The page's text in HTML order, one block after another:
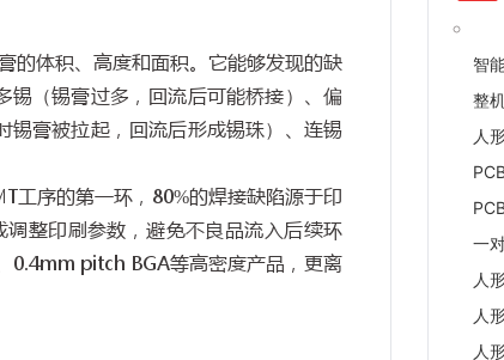
的体积、高度和面积。它能够发现的缺
锡（锡膏过多，回流后可能桥接）、偏
锡膏被拉起，回流后形成锡珠）、连锡
工序的第一环， 80%的焊接缺陷源于印
整印刷参数，避免不良品流入后续环
0.4mm pitch BGA等高密度产品，更离